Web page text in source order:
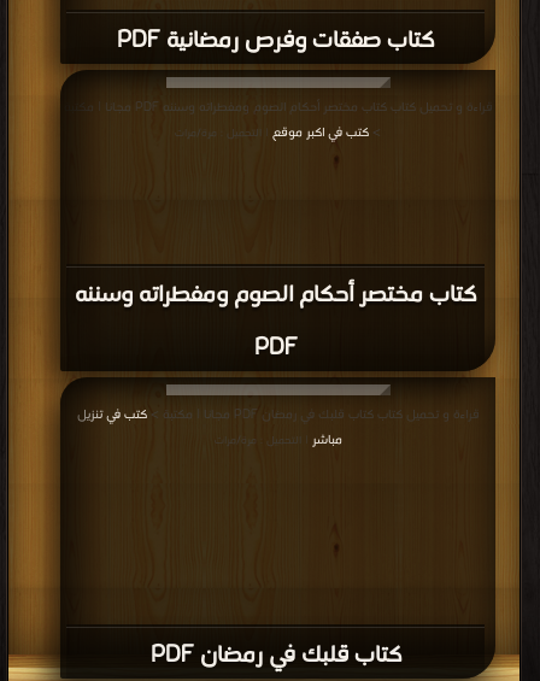
كتاب صفقات وفرص رمضانية PDF
كتاب مختصر أحكام الصوم ومفطراته وسننه
PDF
قراءة و تحميل كتاب كتاب مختصر أحكام الصوم ومفطراته وسننه PDF مجانا | مكتبة
> كتب في اكبر موقع | التحميل : مرة/مرات
كتاب قلبك في رمضان PDF
قراءة و تحميل كتاب كتاب قلبك في رمضان PDF مجانا | مكتبة >
كتب في تنزيل
مباشر | التحميل : مرة/مرات